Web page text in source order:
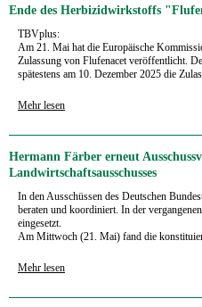
Ende des Herbizidwirkstoffs
TBVplus:
Am 21. Mai hat die Europäische
Zulassung von Flufenacet veröffentlicht.
spätestens am 10. Dezember 2025 die
Mehr lesen
Hermann Färber erneut
Landwirtschaftsausschusses
In den Ausschüssen des Deutschen
beraten und koordiniert. In der
eingesetzt.
Am Mittwoch (21. Mai) fand die
Mehr lesen